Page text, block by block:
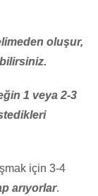
oluşur,
1 veya 2-3
için 3-4
arıyorlar.